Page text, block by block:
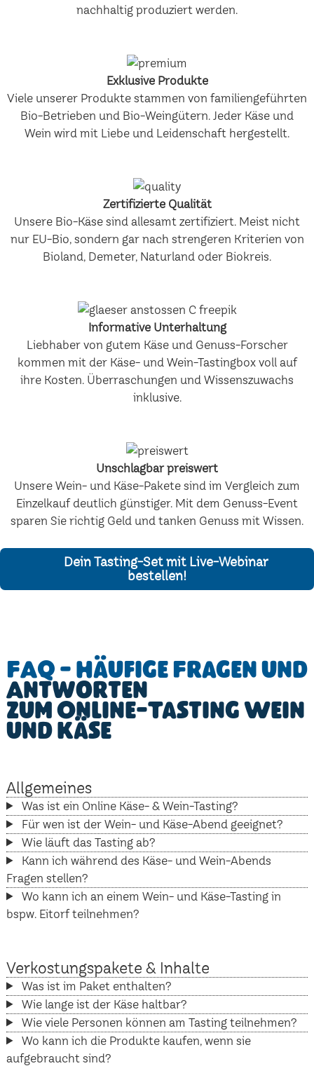
nachhaltig produziert werden.
Exklusive Produkte
Viele unserer Produkte stammen von familiengeführten
Bio-Betrieben und Bio-Weingütern. Jeder Käse und
Wein wird mit Liebe und Leidenschaft hergestellt.
Zertifizierte Qualität
Unsere Bio-Käse sind allesamt zertifiziert. Meist nicht
nur EU-Bio, sondern gar nach strengeren Kriterien von
Bioland, Demeter, Naturland oder Biokreis.
Informative Unterhaltung
Liebhaber von gutem Käse und Genuss-Forscher
kommen mit der Käse- und Wein-Tastingbox voll auf
ihre Kosten. Überraschungen und Wissenszuwachs
inklusive.
Unschlagbar preiswert
Unsere Wein- und Käse-Pakete sind im Vergleich zum
Einzelkauf deutlich günstiger. Mit dem Genuss-Event
sparen Sie richtig Geld und tanken Genuss mit Wissen.
Dein Tasting-Set mit Live-Webinar
bestellen!
FAQ - Häufige Fragen und
Antworten
zum Online-Tasting Wein
und Käse
Allgemeines
Was ist ein Online Käse- & Wein-Tasting?
Für wen ist der Wein- und Käse-Abend geeignet?
Wie läuft das Tasting ab?
Kann ich während des Käse- und Wein-Abends
Fragen stellen?
Wo kann ich an einem Wein- und Käse-Tasting in
bspw. Eitorf teilnehmen?
Verkostungspakete & Inhalte
Was ist im Paket enthalten?
Wie lange ist der Käse haltbar?
Wie viele Personen können am Tasting teilnehmen?
Wo kann ich die Produkte kaufen, wenn sie
aufgebraucht sind?